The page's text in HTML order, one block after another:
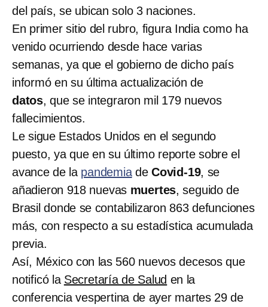
del país, se ubican solo 3 naciones.
En primer sitio del rubro, figura India como ha
venido ocurriendo desde hace varias
semanas, ya que el gobierno de dicho país
informó en su última actualización de
datos, que se integraron mil 179 nuevos
fallecimientos.
Le sigue Estados Unidos en el segundo
puesto, ya que en su último reporte sobre el
avance de la pandemiadeCovid-19, se
añadieron 918 nuevas muertes, seguido de
Brasil donde se contabilizaron 863 defunciones
más, con respecto a su estadística acumulada
previa.
Así, México con las 560 nuevos decesos que
notificó la Secretaría de Salud en la
conferencia vespertina de ayer martes 29 de